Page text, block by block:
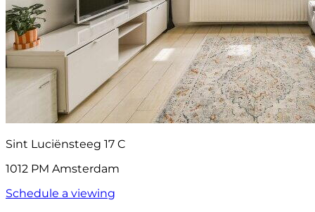
Sint Luciënsteeg 17 C
1012 PM Amsterdam
Schedule a viewing